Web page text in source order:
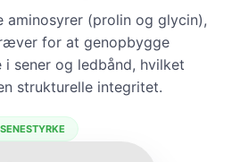
aminosyrer (prolin og glycin),
for at genopbygge
sener og ledbånd, hvilket
strukturelle integritet.
SENESTYRKE